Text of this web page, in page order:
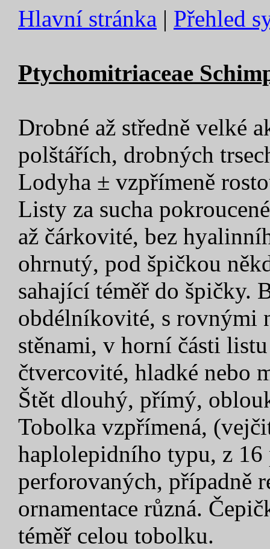
Hlavní stránka | Přehled
Ptychomitriaceae
Drobné až středně velké
polštářích, drobných
Lodyha ± vzpřímeně
Listy za sucha
až čárkovité, bez
ohrnutý, pod špičkou
sahající téměř do špičky.
obdélníkovité, s rovnými
stěnami, v horní části
čtvercovité, hladké nebo
Štět dlouhý, přímý,
Tobolka vzpřímená,
haplolepidního typu, z
perforovaných, případně
ornamentace různá.
téměř celou tobolku.